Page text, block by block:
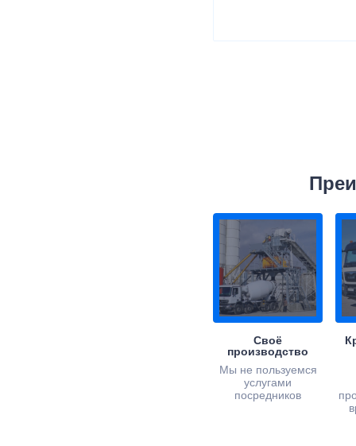
Своё
производство
Мы не пользуемся
услугами
посредников